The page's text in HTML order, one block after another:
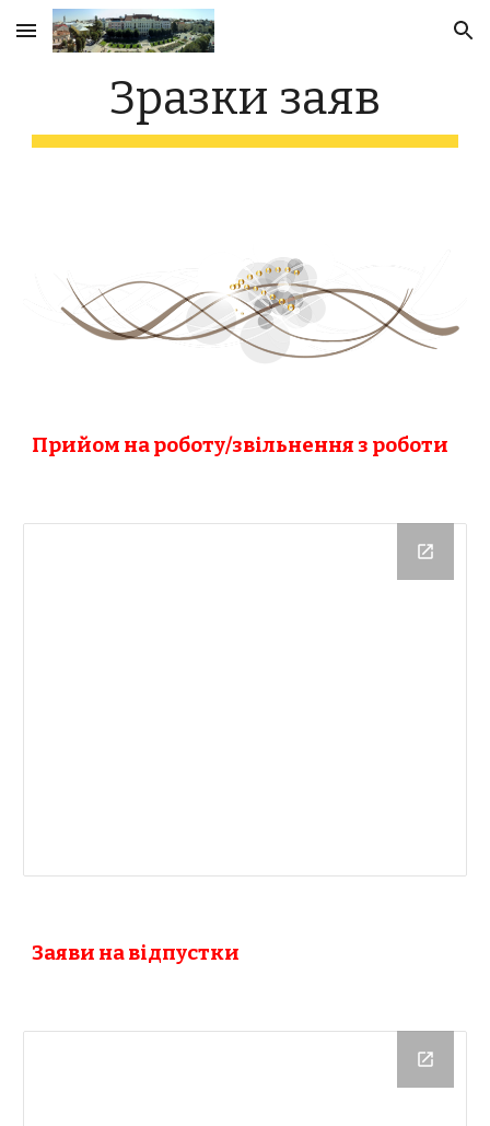
Skip to main content Skip to navigation
Зразки заяв
Прийом на роботу/звільнення з роботи
Заяви на відпустки